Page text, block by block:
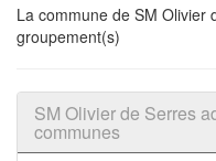
La commune de SM Olivier
groupement(s)
SM Olivier de Serres
communes